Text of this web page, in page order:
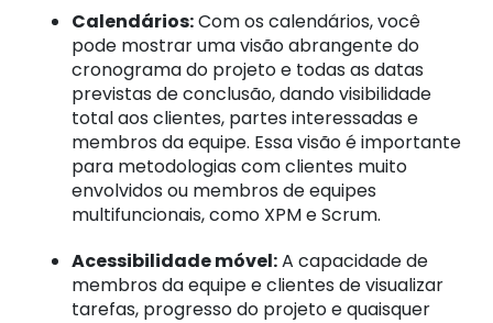
Calendários:Com os calendários, você
pode mostrar uma visão abrangente do
cronograma do projeto e todas as datas
previstas de conclusão, dando visibilidade
total aos clientes, partes interessadas e
membros da equipe. Essa visão é importante
para metodologias com clientes muito
envolvidos ou membros de equipes
multifuncionais, como XPM e Scrum.
Acessibilidade móvel:A capacidade de
membros da equipe e clientes de visualizar
tarefas, progresso do projeto e quaisquer